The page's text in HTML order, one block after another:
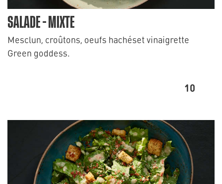
SALADE - MIXTE
Mesclun, croûtons, oeufs hachéset vinaigrette
Green goddess.
10